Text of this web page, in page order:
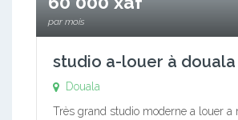
par mois
studio a-louer à douala
Douala
Très grand studio moderne a louer a